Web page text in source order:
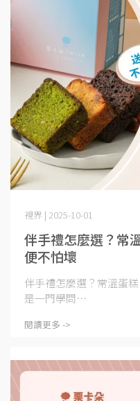
伴手禮怎麼選？常
便不怕壞
視界 | 2025-10-01
伴手禮怎麼選？常溫蛋
是一門學問⋯
閱讀更多 ->